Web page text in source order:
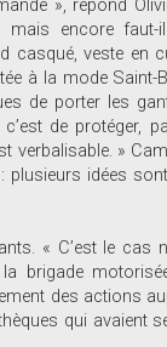
», répond
encore faut-
casqué, veste en
à la mode Saint-
de porter les
de protéger,
verbalisable. »
idées
« C’est le cas
brigade
des actions
qui avaient